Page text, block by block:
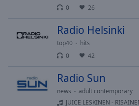
0
26
Radio Helsinki
top40
hits
0
42
Radio Sun
news
adult contemporary
JUICE LESKINEN -